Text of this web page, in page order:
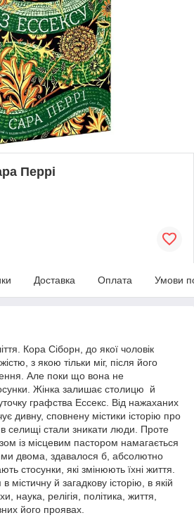
Перрі
Доставка Оплата Умови
Кора Сіборн, до якої чоловік
з якою тільки міг, після його
Але поки що вона не
Жінка залишає столицю й
графства Ессекс. Від нажаханих
дивну, сповнену містики історію про
в селищі стали зникати люди. Проте
із місцевим пастором намагається
двома, здавалося б, абсолютно
стосунки, які змінюють їхні життя.
містичну й загадкову історію, в якій
наука, релігія, політика, життя,
його проявах.